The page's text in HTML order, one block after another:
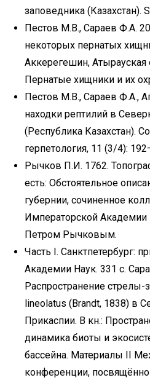
заповедника (Казахстан).
Пестов М.В., Сараев Ф.А.
некоторых пернатых
Аккерегешин, Атырауская
Пернатые хищники и их
Пеcтов М.B., Сapaев Ф.A.,
находки рептилий в
(Республика Казахстан).
герпетология, 11 (3/4):
Рычков П.И. 1762.
есть: Обстоятельное
губернии, сочиненное
Императорской Академии
Петром Рычковым.
Часть I. Санктпетербург:
Академии Наук. 331 с.
Распространение стрелы-
lineolatus (Brandt, 1838) в
Прикаспии. В кн.:
динамика биоты и
бассейна. Материалы II
конференции,